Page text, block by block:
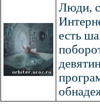
Люди,
есть